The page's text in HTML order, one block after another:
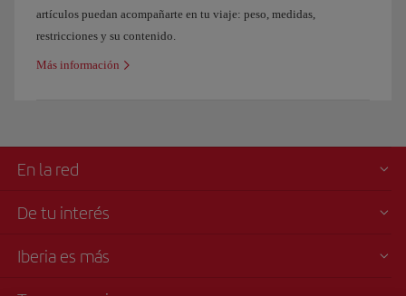
artículos puedan acompañarte en tu viaje: peso, medidas,
restricciones y su contenido.
Más información
En la red
De tu interés
Iberia es más